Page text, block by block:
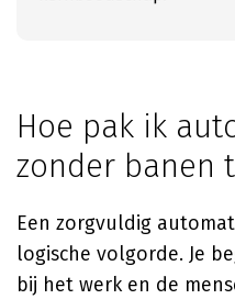
Hoe pak ik
zonder banen
Een zorgvuldig
logische volgorde. Je
bij het werk en de